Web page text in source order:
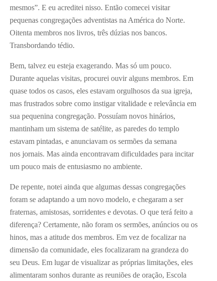
mesmos”. E eu acreditei nisso. Então comecei visitar
pequenas congregações adventistas na América do Norte.
Oitenta membros nos livros, três dúzias nos bancos.
Transbordando tédio.
Bem, talvez eu esteja exagerando. Mas só um pouco.
Durante aquelas visitas, procurei ouvir alguns membros. Em
quase todos os casos, eles estavam orgulhosos da sua igreja,
mas frustrados sobre como instigar vitalidade e relevância em
sua pequenina congregação. Possuíam novos hinários,
mantinham um sistema de satélite, as paredes do templo
estavam pintadas, e anunciavam os sermões da semana
nos jornais. Mas ainda encontravam dificuldades para incitar
um pouco mais de entusiasmo no ambiente.
De repente, notei ainda que algumas dessas congregações
foram se adaptando a um novo modelo, e chegaram a ser
fraternas, amistosas, sorridentes e devotas. O que terá feito a
diferença? Certamente, não foram os sermões, anúncios ou os
hinos, mas a atitude dos membros. Em vez de focalizar na
dimensão da comunidade, eles focalizaram na grandeza do
seu Deus. Em lugar de visualizar as próprias limitações, eles
alimentaram sonhos durante as reuniões de oração, Escola